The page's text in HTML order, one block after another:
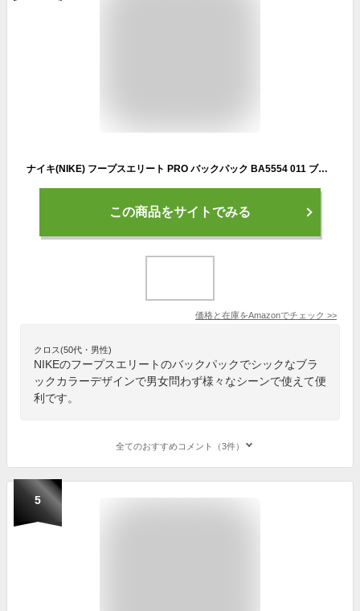
ナイキ(NIKE) フープスエリート PRO バックパック BA5554 011 ブラック/ブラック MISC
この商品をサイトでみる
価格と在庫をAmazonでチェック >>
クロス(50代・男性)
NIKEのフープスエリートのバックパックでシックなブラ
ックカラーデザインで男女問わず様々なシーンで使えて便
利です。
全てのおすすめコメント（3件）
5